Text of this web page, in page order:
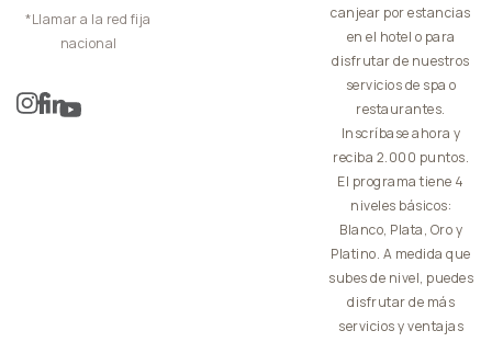
*Llamar a la red fija
nacional
canjear por estancias
en el hotel o para
disfrutar de nuestros
servicios de spa o
restaurantes.
Inscríbase ahora y
reciba 2.000 puntos.
El programa tiene 4
niveles básicos:
Blanco, Plata, Oro y
Platino. A medida que
subes de nivel, puedes
disfrutar de más
servicios y ventajas